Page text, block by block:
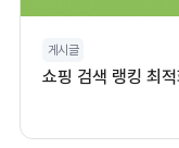
게시글
쇼핑 검색 랭킹 최적